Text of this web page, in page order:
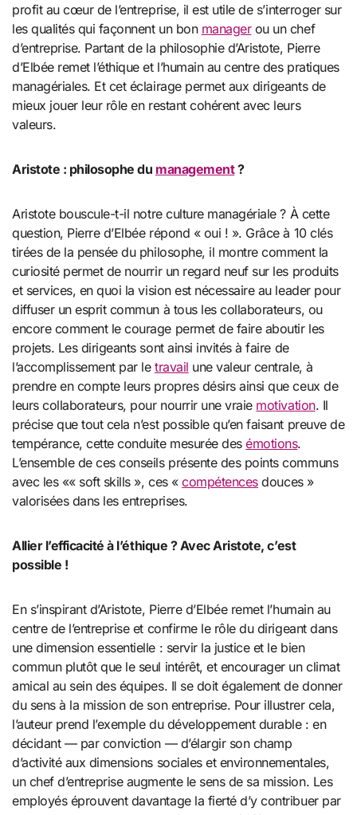
profit au cœur de l’entreprise, il est utile de s’interroger sur
les qualités qui façonnent un bon managerou un chef
d’entreprise. Partant de la philosophie d’Aristote, Pierre
d’Elbée remet l’éthique et l’humain au centre des pratiques
managériales. Et cet éclairage permet aux dirigeants de
mieux jouer leur rôle en restant cohérent avec leurs
valeurs.
Aristote : philosophe du management?
Aristotebouscule-t-il notre culture managériale ? À cette
question, Pierre d’Elbée répond « oui ! ». Grâce à 10 clés
tirées de la pensée du philosophe, il montre comment la
curiosité permet de nourrir un regard neuf sur les produits
et services, en quoi la vision est nécessaire au leader pour
diffuser un esprit commun à tous les collaborateurs, ou
encore comment le courage permet de faire aboutir les
projets. Les dirigeants sont ainsi invités à faire de
l’accomplissement par letravail une valeur centrale, à
prendre en compte leurs propres désirs ainsi que ceux de
leurs collaborateurs, pour nourrir une vraie motivation. Il
précise que tout cela n’est possible qu’en faisant preuve de
tempérance, cette conduite mesurée desémotions.
L’ensemble de ces conseils présente des points communs
avec les «« soft skills », ces «compétencesdouces »
valorisées dans les entreprises.
Allier l’efficacité à l’éthique ? AvecAristote, c’est
possible !
En s’inspirant d’Aristote, Pierre d’Elbée remet l’humain au
centre de l’entreprise et confirme le rôle du dirigeant dans
une dimension essentielle : servir la justice et le bien
commun plutôt que le seul intérêt, et encourager un climat
amical au sein des équipes. Il se doit également de donner
du sens à la mission de son entreprise. Pour illustrer cela,
l’auteur prend l’exemple du développement durable : en
décidant — par conviction — d’élargir son champ
d’activité aux dimensions sociales et environnementales,
un chef d’entreprise augmente le sens de sa mission. Les
employés éprouvent davantage la fierté d’y contribuer par